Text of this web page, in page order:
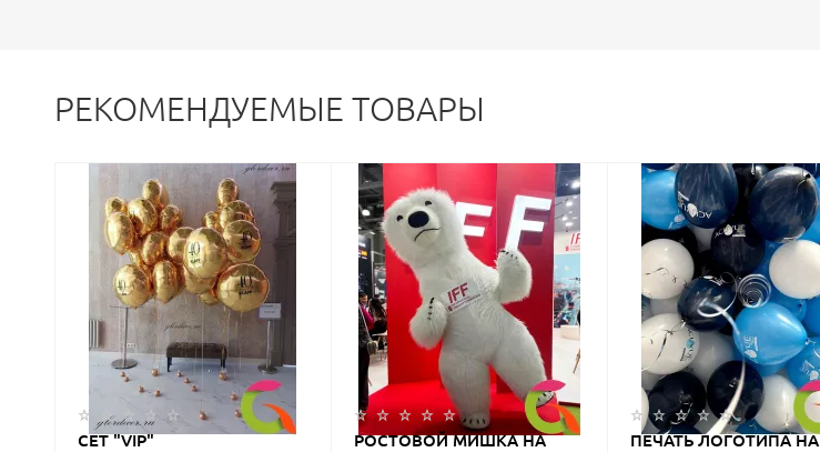
РЕКОМЕНДУЕМЫЕ ТОВАРЫ
СЕТ "VIP"
РОСТОВОЙ МИШКА НА
ПЕЧАТЬ ЛОГОТИПА НА